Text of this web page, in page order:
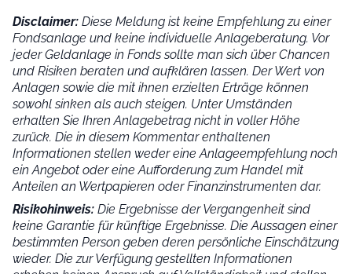
Disclaimer: Diese Meldung ist keine Empfehlung zu einer
Fondsanlage und keine individuelle Anlageberatung. Vor
jeder Geldanlage in Fonds sollte man sich über Chancen
und Risiken beraten und aufklären lassen. Der Wert von
Anlagen sowie die mit ihnen erzielten Erträge können
sowohl sinken als auch steigen. Unter Umständen
erhalten Sie Ihren Anlagebetrag nicht in voller Höhe
zurück. Die in diesem Kommentar enthaltenen
Informationen stellen weder eine Anlageempfehlung noch
ein Angebot oder eine Aufforderung zum Handel mit
Anteilen an Wertpapieren oder Finanzinstrumenten dar.
Risikohinweis: Die Ergebnisse der Vergangenheit sind
keine Garantie für künftige Ergebnisse. Die Aussagen einer
bestimmten Person geben deren persönliche Einschätzung
wieder. Die zur Verfügung gestellten Informationen